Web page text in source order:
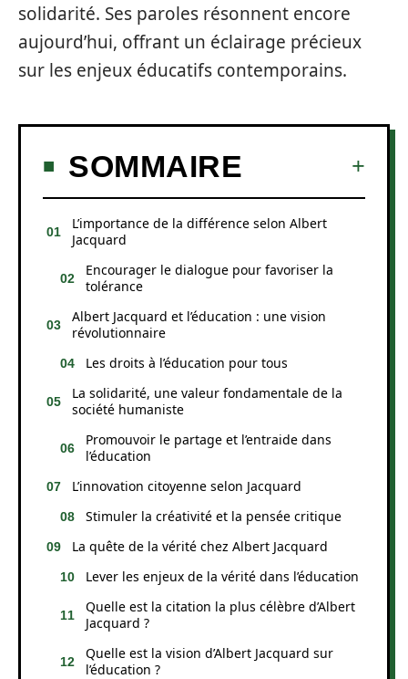
solidarité. Ses paroles résonnent encore
aujourd’hui, offrant un éclairage précieux
sur les enjeux éducatifs contemporains.
SOMMAIRE
L’importance de la différence selon Albert
Jacquard
Encourager le dialogue pour favoriser la
tolérance
Albert Jacquard et l’éducation : une vision
révolutionnaire
Les droits à l’éducation pour tous
La solidarité, une valeur fondamentale de la
société humaniste
Promouvoir le partage et l’entraide dans
l’éducation
L’innovation citoyenne selon Jacquard
Stimuler la créativité et la pensée critique
La quête de la vérité chez Albert Jacquard
Lever les enjeux de la vérité dans l’éducation
Quelle est la citation la plus célèbre d’Albert
Jacquard ?
Quelle est la vision d’Albert Jacquard sur
l’éducation ?